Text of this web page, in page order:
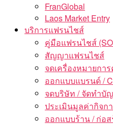
FranGlobal
Laos Market Entry
บริการแฟรนไชส์
คู่มือแฟรนไชส์
สัญญาแฟรนไชส์
จดเครื่องหมายกา
ออกแบบแบรนด์ /
จดบริษัท / จัดทำบั
ประเมินมูลค่ากิจก
ออกแบบร้าน / ก่อ